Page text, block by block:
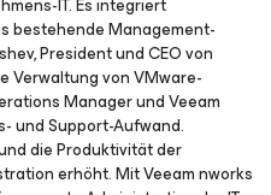
bestehende Management-
President und CEO von
Verwaltung von VMware-
Manager und Veeam
und Support-Aufwand.
die Produktivität der
erhöht. Mit Veeam nworks